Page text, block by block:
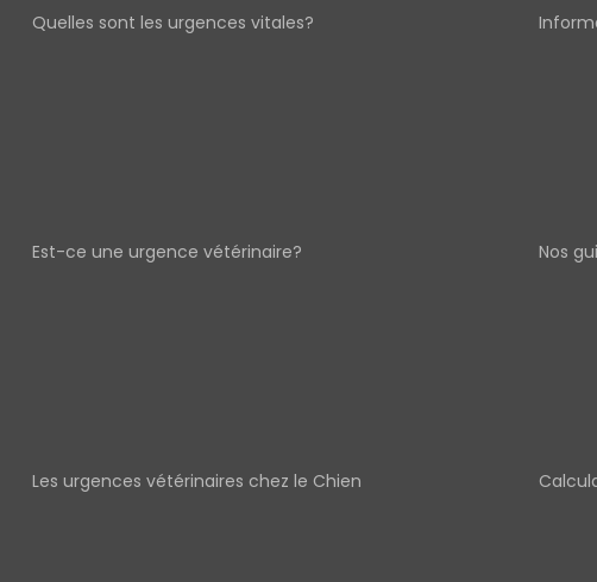
Quelles sont les urgences vitales?
Est-ce une urgence vétérinaire?
Les urgences vétérinaires chez le Chien
Nos